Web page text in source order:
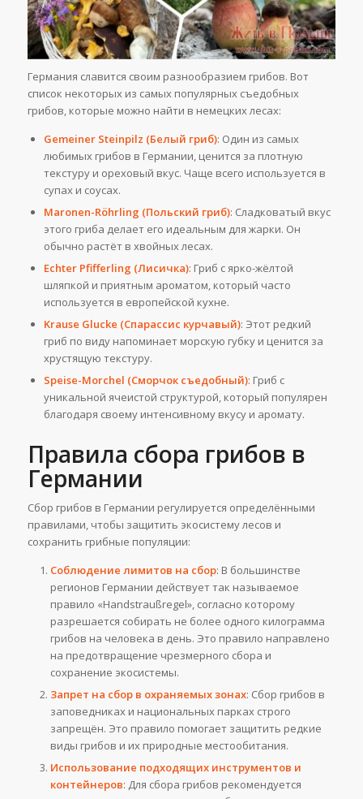
Германия славится своим разнообразием грибов. Вот
список некоторых из самых популярных съедобных
грибов, которые можно найти в немецких лесах:
Gemeiner Steinpilz (Белый гриб): Один из самых
любимых грибов в Германии, ценится за плотную
текстуру и ореховый вкус. Чаще всего используется в
супах и соусах.
Maronen-Röhrling (Польский гриб): Сладковатый вкус
этого гриба делает его идеальным для жарки. Он
обычно растёт в хвойных лесах.
Echter Pfifferling (Лисичка): Гриб с ярко-жёлтой
шляпкой и приятным ароматом, который часто
используется в европейской кухне.
Krause Glucke (Спарассис курчавый): Этот редкий
гриб по виду напоминает морскую губку и ценится за
хрустящую текстуру.
Speise-Morchel (Сморчок съедобный): Гриб с
уникальной ячеистой структурой, который популярен
благодаря своему интенсивному вкусу и аромату.
Правила сбора грибов в
Германии
Сбор грибов в Германии регулируется определёнными
правилами, чтобы защитить экосистему лесов и
сохранить грибные популяции:
Соблюдение лимитов на сбор: В большинстве
регионов Германии действует так называемое
правило «Handstraußregel», согласно которому
разрешается собирать не более одного килограмма
грибов на человека в день. Это правило направлено
на предотвращение чрезмерного сбора и
сохранение экосистемы.
Запрет на сбор в охраняемых зонах: Сбор грибов в
заповедниках и национальных парках строго
запрещён. Это правило помогает защитить редкие
виды грибов и их природные местообитания.
Использование подходящих инструментов и
контейнеров: Для сбора грибов рекомендуется